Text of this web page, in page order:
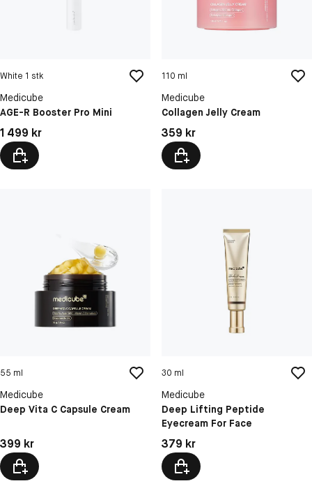
White 1 stk
Medicube
AGE-R Booster Pro Mini
Pris: 1 499 kr
1 499 kr
110 ml
Medicube
Collagen Jelly Cream
Pris: 359 kr
359 kr
55 ml
Medicube
Deep Vita C Capsule Cream
Pris: 399 kr
399 kr
30 ml
Medicube
Deep Lifting Peptide
Eyecream For Face
Pris: 379 kr
379 kr